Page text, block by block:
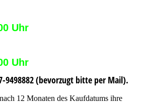
Uhr
Uhr
9498882 (bevorzugt bitte per Mail).
12 Monaten des Kaufdatums ihre